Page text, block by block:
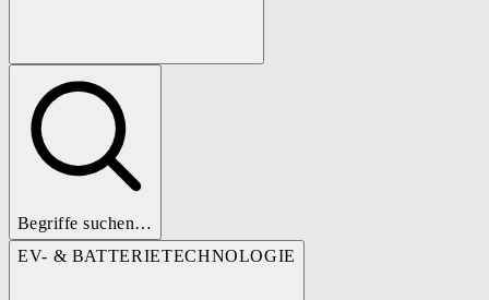
Begriffe suchen…
EV- & BATTERIETECHNOLOGIE